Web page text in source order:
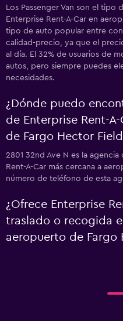
Los Passenger Van son el
Enterprise Rent-A-Car en
tipo de auto popular entre
calidad-precio, ya que el
al día. El 32% de usuarios de
autos, pero siempre puedes
necesidades.
¿Dónde puedo
de Enterprise Rent-
de Fargo Hector
2801 32nd Ave N es la
Rent-A-Car más cercana a
número de teléfono de esta
¿Ofrece Enterprise
traslado o recogida
aeropuerto de Fargo